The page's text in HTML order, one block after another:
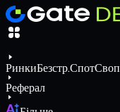
РинкиБезстр.СпотСвоп
Реферал